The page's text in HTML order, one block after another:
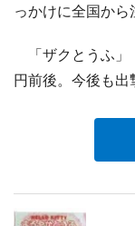
っかけに全国から
「ザクとうふ」
円前後。今後も出